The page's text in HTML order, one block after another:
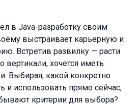
в Java-разработку своим
выстраивает карьерную и
Встретив развилку — расти
вертикали, хочется иметь
Выбирая, какой конкретно
и использовать прямо сейчас,
бывают критерии для выбора?